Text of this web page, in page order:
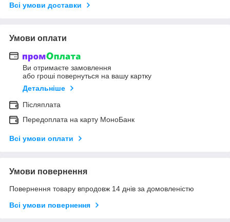
Всі умови доставки
Умови оплати
Ви отримаєте замовлення
або гроші повернуться на вашу картку
Детальніше
Післяплата
Передоплата на карту МоноБанк
Всі умови оплати
Умови повернення
Повернення товару впродовж 14 днів за домовленістю
Всі умови повернення